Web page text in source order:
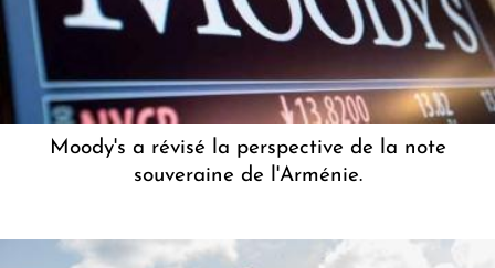
Moody's a révisé la perspective de la note
souveraine de l'Arménie.